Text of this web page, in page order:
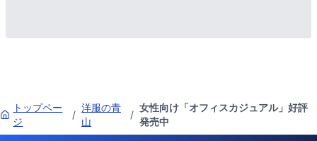
トップペー
ジ
/
洋服の青
山
/
女性向け「オフィスカジュアル」好評
発売中